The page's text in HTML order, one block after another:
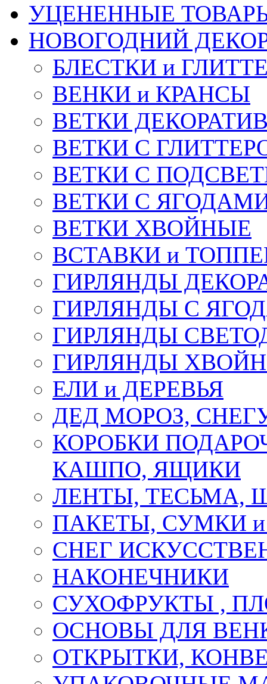
УЦЕНЕННЫЕ
НОВОГОДНИЙ
БЛЕСТКИ и
ВЕНКИ и КРАНСЫ
ВЕТКИ
ВЕТКИ С
ВЕТКИ С
ВЕТКИ С
ВЕТКИ ХВОЙНЫЕ
ВСТАВКИ и
ГИРЛЯНДЫ
ГИРЛЯНДЫ С
ГИРЛЯНДЫ
ГИРЛЯНДЫ
ЕЛИ и ДЕРЕВЬЯ
ДЕД МОРОЗ,
КОРОБКИ
КАШПО, ЯЩИКИ
ЛЕНТЫ, ТЕСЬМА,
ПАКЕТЫ, СУМКИ
СНЕГ
НАКОНЕЧНИКИ
СУХОФРУКТЫ ,
ОСНОВЫ ДЛЯ
ОТКРЫТКИ,